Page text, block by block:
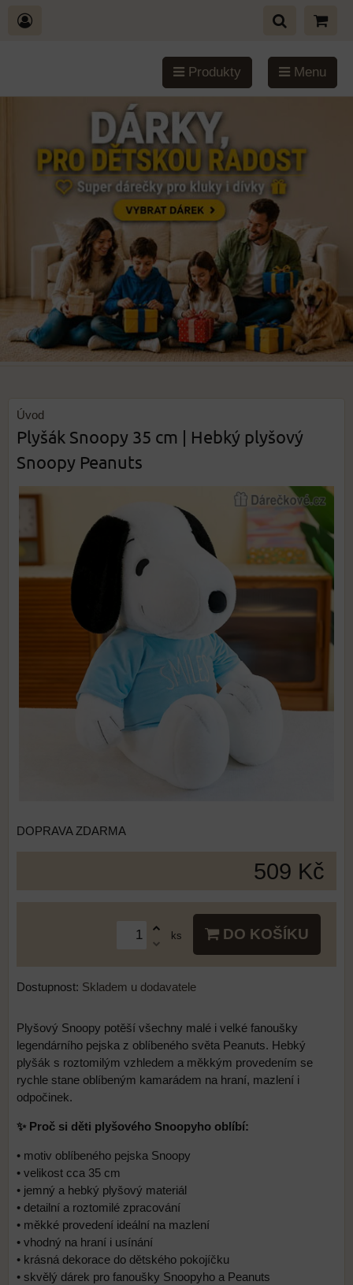
Produkty Menu
Úvod
Plyšák Snoopy 35 cm | Hebký plyšový
Snoopy Peanuts
DOPRAVA ZDARMA
509 Kč
ks DO KOŠÍKU
Dostupnost: Skladem u dodavatele
Plyšový Snoopy potěší všechny malé i velké fanoušky
legendárního pejska z oblíbeného světa Peanuts. Hebký
plyšák s roztomilým vzhledem a měkkým provedením se
rychle stane oblíbeným kamarádem na hraní, mazlení i
odpočinek.
✨ Proč si děti plyšového Snoopyho oblíbí:
• motiv oblíbeného pejska Snoopy
• velikost cca 35 cm
• jemný a hebký plyšový materiál
• detailní a roztomilé zpracování
• měkké provedení ideální na mazlení
• vhodný na hraní i usínání
• krásná dekorace do dětského pokojíčku
• skvělý dárek pro fanoušky Snoopyho a Peanuts